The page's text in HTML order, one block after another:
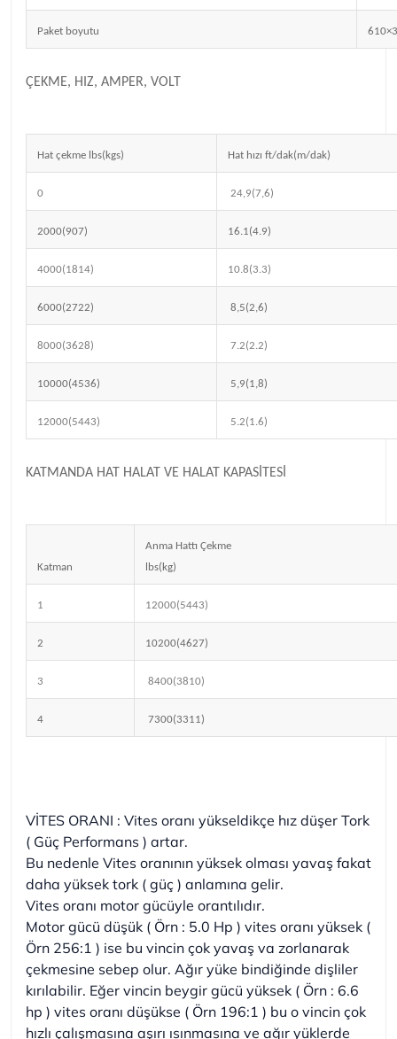
Paket boyutu
ÇEKME, HIZ, AMPER, VOLT
Hat çekme lbs(kgs) Hat hızı ft/dak(m/dak)
0 24,9(7,6)
2000(907) 16.1(4.9)
4000(1814) 10.8(3.3)
6000(2722) 8,5(2,6)
8000(3628) 7.2(2.2)
10000(4536) 5,9(1,8)
12000(5443) 5.2(1.6)
KATMANDA HAT HALAT VE HALAT KAPASİTESİ
Katman
Anma Hattı Çekme
lbs(kg)
1 12000(5443)
2 10200(4627)
3 8400(3810)
4 7300(3311)
VİTES ORANI : Vites oranı yükseldikçe hız düşer Tork
( Güç Performans ) artar.
Bu nedenle Vites oranının yüksek olması yavaş fakat
daha yüksek tork ( güç ) anlamına gelir.
Vites oranı motor gücüyle orantılıdır.
Motor gücü düşük ( Örn : 5.0 Hp ) vites oranı yüksek (
Örn 256:1 ) ise bu vincin çok yavaş va zorlanarak
çekmesine sebep olur. Ağır yüke bindiğinde dişliler
kırılabilir. Eğer vincin beygir gücü yüksek ( Örn : 6.6
hp ) vites oranı düşükse ( Örn 196:1 ) bu o vincin çok
hızlı çalışmasına aşırı ısınmasına ve ağır yüklerde